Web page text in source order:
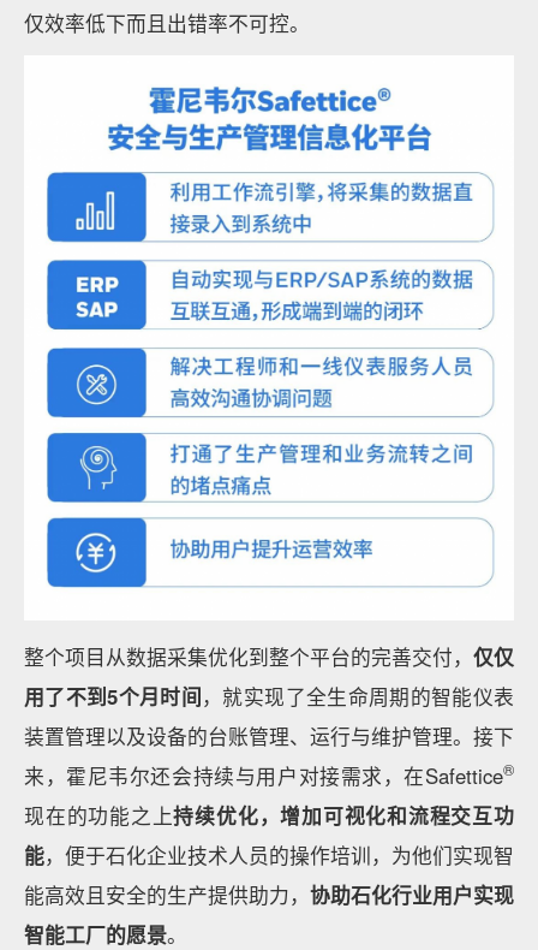
仅效率低下而且出错率不可控。
整个项目从数据采集优化到整个平台的完善交付， 仅仅
用了不到5个月时间，就实现了全生命周期的智能仪表
装置管理以及设备的台账管理、运行与维护管理。接下
来，霍尼韦尔还会持续与用户对接需求，在Safettice®
现在的功能之上持续优化，增加可视化和流程交互功
能，便于石化企业技术人员的操作培训，为他们实现智
能高效且安全的生产提供助力， 协助石化行业用户实现
智能工厂的愿景。